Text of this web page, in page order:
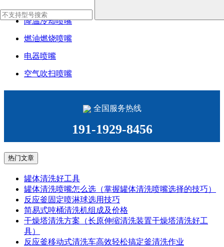
降温冷却喷嘴
燃油燃烧喷嘴
电器喷嘴
空气吹扫喷嘴
全国服务热线
191-1929-8456
热门文章
罐体清洗好工具
罐体清洗喷嘴怎么选（掌握罐体清洗喷嘴选择的技巧）
反应釜固定喷淋球选用技巧
简易式吨桶清洗机组成及价格
干燥塔清洗方案（长原伸缩清洗装置干燥塔清洗好工
具）
反应釜移动式清洗车高效轻松搞定釜清洗作业